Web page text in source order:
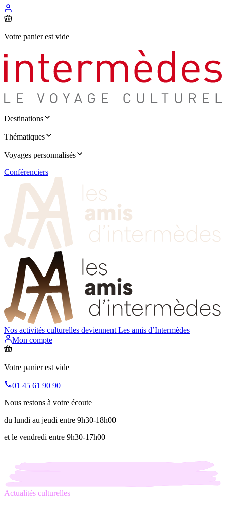
Votre panier est vide
Destinations
Thématiques
Voyages personnalisés
Conférenciers
Nos activités culturelles deviennent Les amis d’Intermèdes
Mon compte
Votre panier est vide
01 45 61 90 90
Nous restons à votre écoute
du lundi au jeudi entre 9h30-18h00
et le vendredi entre 9h30-17h00
Actualités culturelles